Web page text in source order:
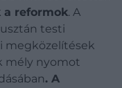
a reformok. A
testi
megközelítések
mély nyomot
. A